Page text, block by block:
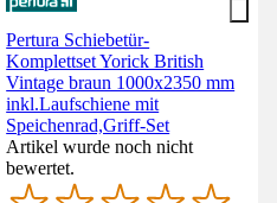
Pertura Schiebetür-
Komplettset Yorick British
Vintage braun 1000x2350 mm
inkl.Laufschiene mit
Speichenrad,Griff-Set
Artikel wurde noch nicht
bewertet.